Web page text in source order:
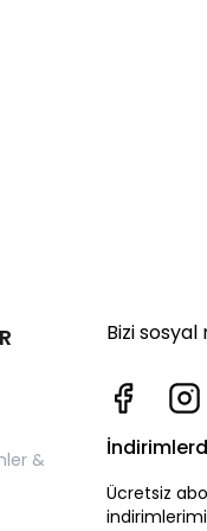
&
Bizi
Ücretsiz